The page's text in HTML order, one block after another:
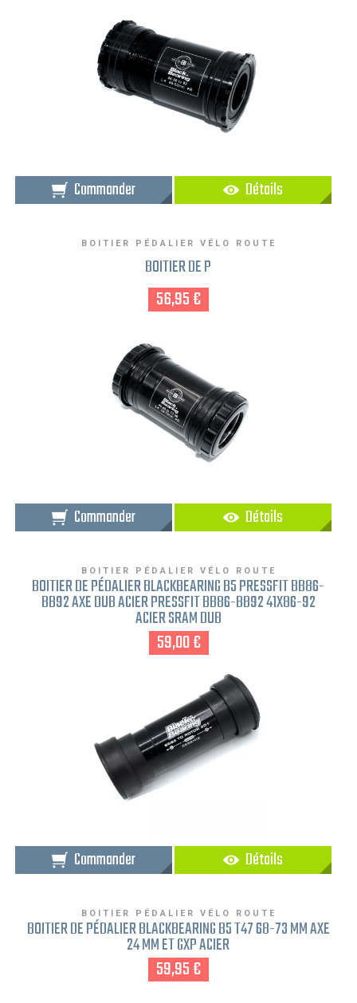
Commander Détails
BOITIER PÉDALIER VÉLO ROUTE
BOITIER DE P
56,95 €
Commander Détails
BOITIER PÉDALIER VÉLO ROUTE
BOITIER DE PÉDALIER BLACKBEARING B5 PRESSFIT BB86-
BB92 AXE DUB ACIER PRESSFIT BB86-BB92 41X86-92
ACIER SRAM DUB
59,00 €
Commander Détails
BOITIER PÉDALIER VÉLO ROUTE
BOITIER DE PÉDALIER BLACKBEARING B5 T47 68-73 MM AXE
24 MM ET GXP ACIER
59,95 €